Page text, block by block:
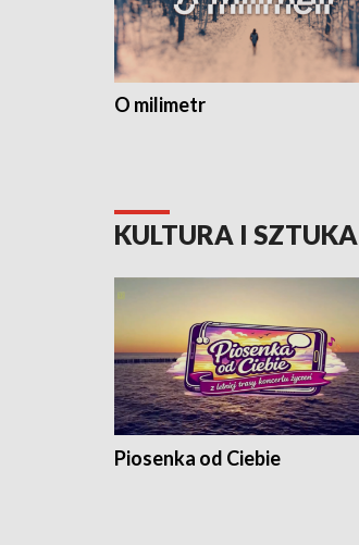
O milimetr
KULTURA I SZTUKA
Piosenka od Ciebie